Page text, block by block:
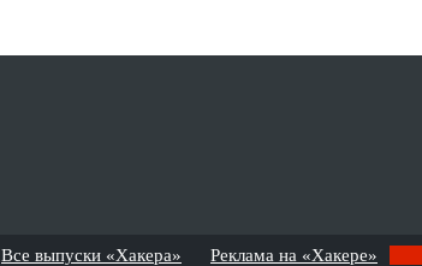
Все выпуски «Хакера» Реклама на «Хакере»